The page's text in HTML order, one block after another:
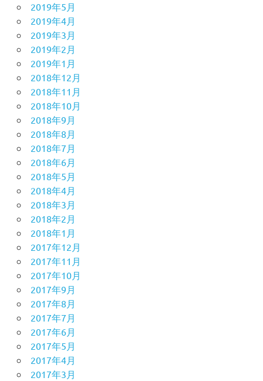
2019年5月
2019年4月
2019年3月
2019年2月
2019年1月
2018年12月
2018年11月
2018年10月
2018年9月
2018年8月
2018年7月
2018年6月
2018年5月
2018年4月
2018年3月
2018年2月
2018年1月
2017年12月
2017年11月
2017年10月
2017年9月
2017年8月
2017年7月
2017年6月
2017年5月
2017年4月
2017年3月